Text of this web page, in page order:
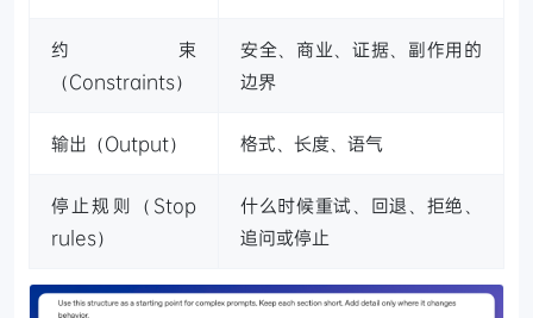
约束
（Constraints）
安全、商业、证据、副作用的
边界
输出（Output） 格式、长度、语气
停止规则（Stop
rules）
什么时候重试、回退、拒绝、
追问或停止